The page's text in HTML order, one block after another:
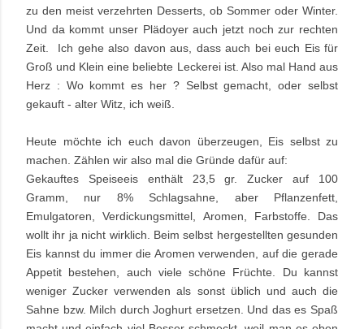
zu den meist verzehrten Desserts, ob Sommer oder Winter.
Und da kommt unser Plädoyer auch jetzt noch zur rechten
Zeit. Ich gehe also davon aus, dass auch bei euch Eis für
Groß und Klein eine beliebte Leckerei ist. Also mal Hand aus
Herz : Wo kommt es her ? Selbst gemacht, oder selbst
gekauft - alter Witz, ich weiß.
Heute möchte ich euch davon überzeugen, Eis selbst zu
machen. Zählen wir also mal die Gründe dafür auf:
Gekauftes Speiseeis enthält 23,5 gr. Zucker auf 100
Gramm, nur 8% Schlagsahne, aber Pflanzenfett,
Emulgatoren, Verdickungsmittel, Aromen, Farbstoffe. Das
wollt ihr ja nicht wirklich. Beim selbst hergestellten gesunden
Eis kannst du immer die Aromen verwenden, auf die gerade
Appetit bestehen, auch viele schöne Früchte. Du kannst
weniger Zucker verwenden als sonst üblich und auch die
Sahne bzw. Milch durch Joghurt ersetzen. Und das es Spaß